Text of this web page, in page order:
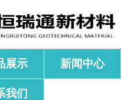
展示 新闻中心
我们